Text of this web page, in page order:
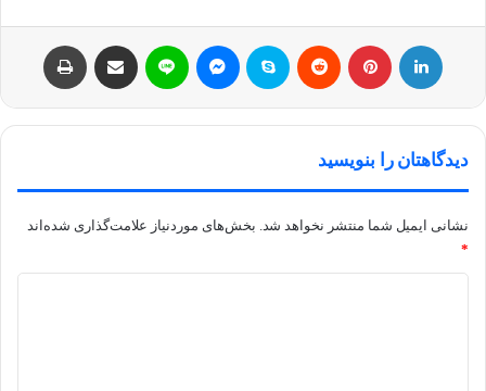
دیدگاهتان را بنویسید
نشانی ایمیل شما منتشر نخواهد شد. بخش‌های موردنیاز علامت‌گذاری شده‌اند
*